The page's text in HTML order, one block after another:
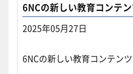
6NCの新しい教育コンテ
2025年05月27日
6NCの新しい教育コンテン